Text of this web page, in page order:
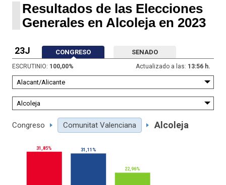
Resultados de las Elecciones
Generales en Alcoleja en 2023
23J CONGRESO SENADO
ESCRUTINIO: 100,00% Actualizado a las: 13:56 h.
Congreso Comunitat Valenciana Alcoleja
31,85% 31,11%
22,96%